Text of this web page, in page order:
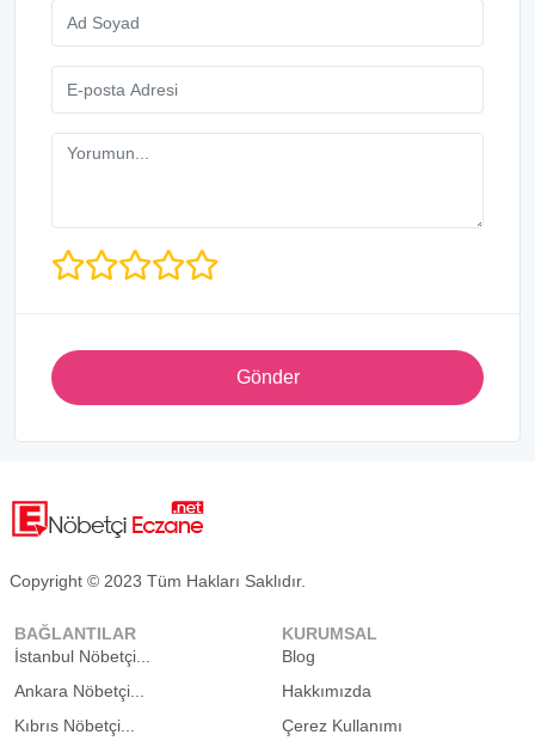
Gönder
Copyright © 2023 Tüm Hakları Saklıdır.
BAĞLANTILAR
İstanbul Nöbetçi...
Ankara Nöbetçi...
Kıbrıs Nöbetçi...
KURUMSAL
Blog
Hakkımızda
Çerez Kullanımı